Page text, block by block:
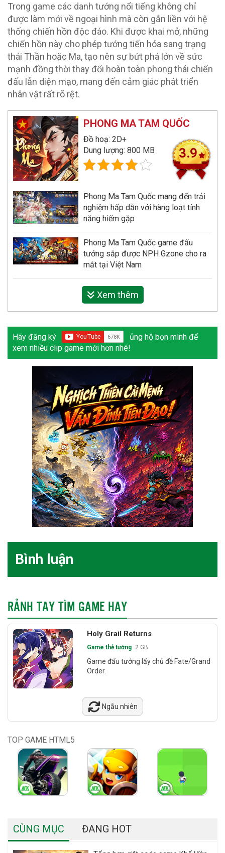
Trong game các danh tướng nổi tiếng không chỉ
được làm mới về ngoại hình mà còn gắn liền với hệ
thống chiến hồn độc đáo. Khi được khai mở, những
chiến hồn này cho phép tướng tiến hóa sang trạng
thái Thần hoặc Ma, tạo nên sự bứt phá lớn về sức
mạnh đồng thời thay đổi hoàn toàn phong thái chiến
đấu lẫn diện mạo, mang đến cảm giác phát triển
nhân vật rất rõ rệt.
PHONG MA TAM QUỐC
Đồ hoạ: 2D+
Dung lượng: 800 MB
3.9
Phong Ma Tam Quốc mang đến trải
nghiệm hấp dẫn với hàng loạt tính
năng hiếm gặp
Phong Ma Tam Quốc game đấu
tướng sắp được NPH Gzone cho ra
mắt tại Việt Nam
Xem thêm
Hãy đăng ký
ủng hộ bọn mình để
xem nhiều clip game mới hơn nhé!
Bình luận
RẢNH TAY TÌM GAME HAY
Holy Grail Returns
Game thẻ tướng 2 GB
Game đấu tướng lấy chủ đề Fate/Grand
Order.
Ngẫu nhiên
TOP GAME HTML5
CÙNG MỤC ĐANG HOT